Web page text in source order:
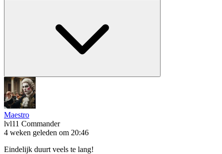
Maestro
lvl11 Commander
4 weken geleden om 20:46
Eindelijk duurt veels te lang!